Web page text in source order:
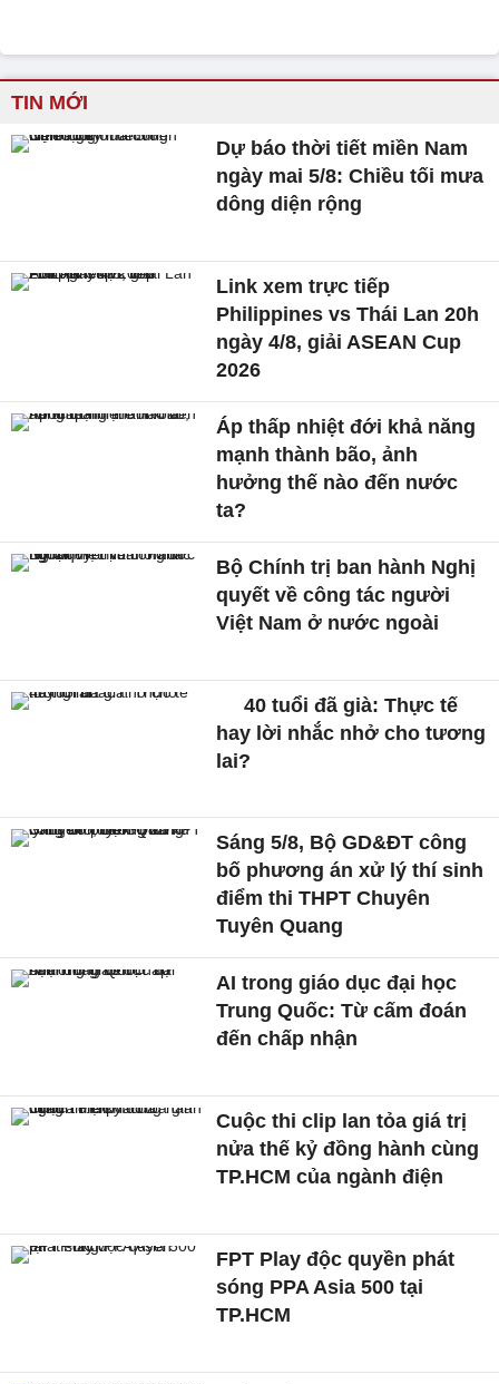
TIN MỚI
Dự báo thời tiết miền Nam
ngày mai 5/8: Chiều tối mưa
dông diện rộng
Link xem trực tiếp
Philippines vs Thái Lan 20h
ngày 4/8, giải ASEAN Cup
2026
Áp thấp nhiệt đới khả năng
mạnh thành bão, ảnh
hưởng thế nào đến nước
ta?
Bộ Chính trị ban hành Nghị
quyết về công tác người
Việt Nam ở nước ngoài
40 tuổi đã già: Thực tế
hay lời nhắc nhở cho tương
lai?
Sáng 5/8, Bộ GD&ĐT công
bố phương án xử lý thí sinh
điểm thi THPT Chuyên
Tuyên Quang
AI trong giáo dục đại học
Trung Quốc: Từ cấm đoán
đến chấp nhận
Cuộc thi clip lan tỏa giá trị
nửa thế kỷ đồng hành cùng
TP.HCM của ngành điện
FPT Play độc quyền phát
sóng PPA Asia 500 tại
TP.HCM